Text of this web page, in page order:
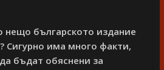
нещо българското издание
Сигурно има много факти,
бъдат обяснени за